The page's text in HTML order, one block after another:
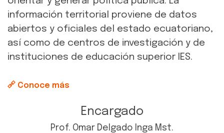
información territorial proviene de datos
abiertos y oficiales del estado ecuatoriano,
así como de centros de investigación y de
instituciones de educación superior IES.
Conoce más
Encargado
Prof. Omar Delgado Inga Mst.